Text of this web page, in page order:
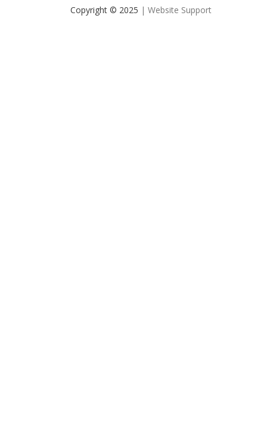
Copyright © 2025 | Website Support